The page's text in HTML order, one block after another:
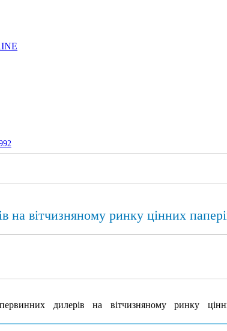
на вітчизняному ринку цінних
дилерів на вітчизняному ринку